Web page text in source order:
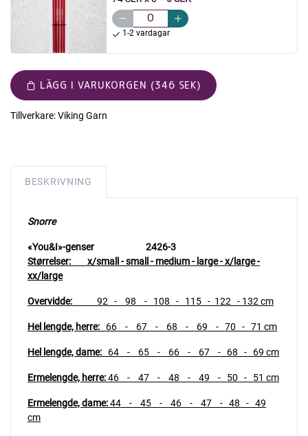
1-2 vardagar
LÄGG I VARUKORGEN (346 SEK)
Tillverkare:Viking Garn
BESKRIVNING
Snorre
«You&I»-genser 2426-3
Størrelser: x/small - small - medium - large - x/large -
xx/large
Overvidde: 92 - 98 - 108 - 115 - 122 - 132 cm
Hel lengde, herre: 66 - 67 - 68 - 69 - 70 - 71 cm
Hel lengde, dame: 64 - 65 - 66 - 67 - 68 - 69 cm
Ermelengde, herre:46 - 47 - 48 - 49 - 50 - 51 cm
Ermelengde, dame:44 - 45 - 46 - 47 - 48 - 49
cm